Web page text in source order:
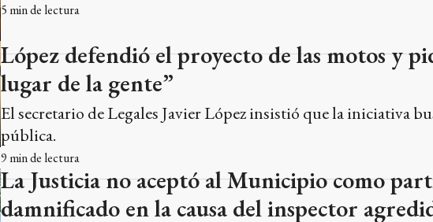
5 min de lectura
López defendió el proyecto de las motos y
lugar de la gente”
El secretario de Legales Javier López insistió que la iniciativa
pública.
9 min de lectura
La Justicia no aceptó al Municipio como
damnificado en la causa del inspector